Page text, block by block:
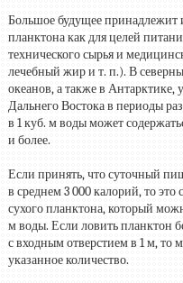
Большое будущее принадлежит
планктона как для целей
технического сырья и
лечебный жир и т. п.). В
океанов, а также в
Дальнего Востока в периоды
в 1 куб. м воды может
и более.
Если принять, что суточный
в среднем 3 000 калорий, то это
сухого планктона, который
м воды. Если ловить планктон
с входным отверстием в 1 м, то
указанное количество.